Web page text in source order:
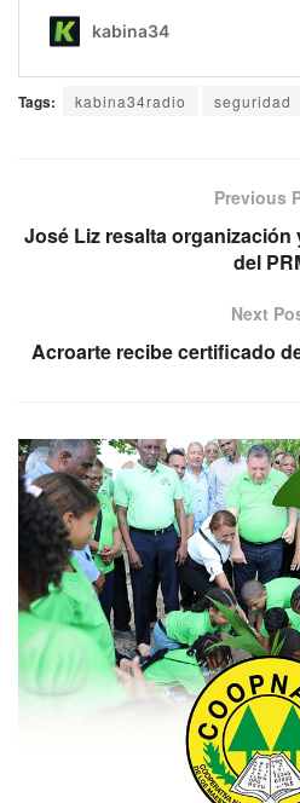
Tags: kabina34radio seguridad
Previous
José Liz resalta
del
Next
Acroarte recibe certificado